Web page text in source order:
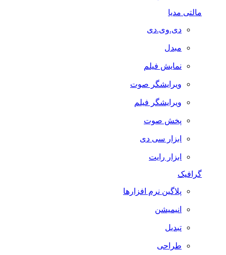
مالتی مدیا
دی.وی.دی
مبدل
نمایش فیلم
ویرایشگر صوت
ویرایشگر فیلم
پخش صوت
ابزار سی دی
ابزار رایت
گرافیک
پلاگین نرم افزارها
انیمیشن
تبدیل
طراحی